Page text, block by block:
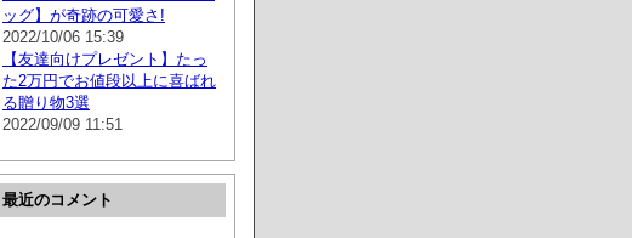
ッグ】が奇跡の可愛さ!
2022/10/06 15:39
【友達向けプレゼント】たっ
た2万円でお値段以上に喜ばれ
る贈り物3選
2022/09/09 11:51
最近のコメント